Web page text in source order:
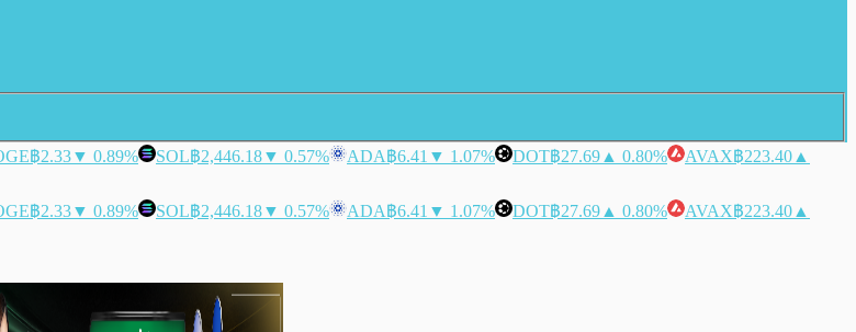
฿2.33▼ 0.89% SOL฿2,446.18▼ 0.57% ADA฿6.41 ▼ 1.07% DOT฿27.69 ▲ 0.80% AVAX฿223.40 ▲
฿2.33▼ 0.89% SOL฿2,446.18▼ 0.57% ADA฿6.41 ▼ 1.07% DOT฿27.69 ▲ 0.80% AVAX฿223.40 ▲